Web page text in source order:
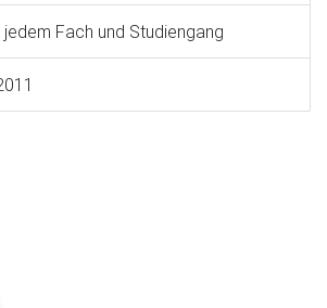
jedem Fach und Studiengang